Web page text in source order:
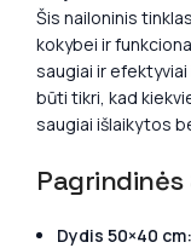
Šis nailoninis
kokybei ir
saugiai ir
būti tikri, kad
saugiai išlaikytos
Pagrindinės
Dydis 50×40 cm: